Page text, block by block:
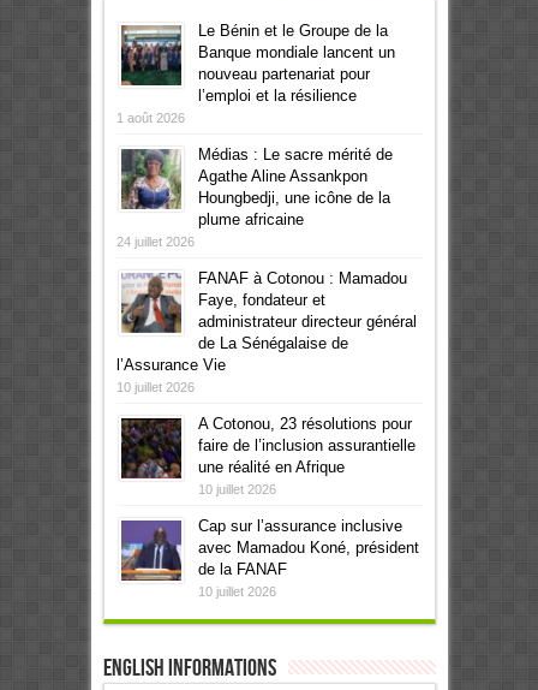
Le Bénin et le Groupe de la
Banque mondiale lancent un
nouveau partenariat pour
l’emploi et la résilience
1 août 2026
Médias : Le sacre mérité de
Agathe Aline Assankpon
Houngbedji, une icône de la
plume africaine
24 juillet 2026
FANAF à Cotonou : Mamadou
Faye, fondateur et
administrateur directeur général
de La Sénégalaise de
l’Assurance Vie
10 juillet 2026
A Cotonou, 23 résolutions pour
faire de l’inclusion assurantielle
une réalité en Afrique
10 juillet 2026
Cap sur l’assurance inclusive
avec Mamadou Koné, président
de la FANAF
10 juillet 2026
English informations